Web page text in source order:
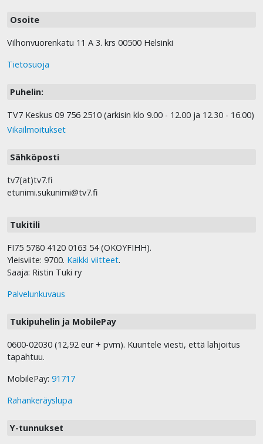
Osoite
Vilhonvuorenkatu 11 A 3. krs 00500 Helsinki
Tietosuoja
Puhelin:
TV7 Keskus 09 756 2510 (arkisin klo 9.00 - 12.00 ja 12.30 - 16.00)
Vikailmoitukset
Sähköposti
tv7(at)tv7.fi
etunimi.sukunimi@tv7.fi
Tukitili
FI75 5780 4120 0163 54 (OKOYFIHH).
Yleisviite: 9700. Kaikki viitteet.
Saaja: Ristin Tuki ry
Palvelunkuvaus
Tukipuhelin ja MobilePay
0600-02030 (12,92 eur + pvm). Kuuntele viesti, että lahjoitus
tapahtuu.
MobilePay: 91717
Rahankeräyslupa
Y-tunnukset